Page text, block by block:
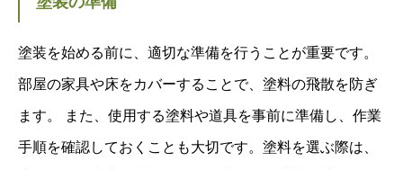
塗装を始める前に、適切な準備を行うことが重要です。
部屋の家具や床をカバーすることで、塗料の飛散を防ぎ
ます。 また、使用する塗料や道具を事前に準備し、作業
手順を確認しておくことも大切です。塗料を選ぶ際は、